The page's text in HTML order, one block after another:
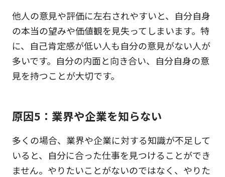
他人の意見や評価に左右されやすいと、自分自身
の本当の望みや価値観を見失ってしまいます。特
に、自己肯定感が低い人も自分の意見がない人が
多いです。自分の内面と向き合い、自分自身の意
見を持つことが大切です。
原因5：業界や企業を知らない
多くの場合、業界や企業に対する知識が不足して
いると、自分に合った仕事を見つけることができ
ません。やりたいことがないのではなく、やりた